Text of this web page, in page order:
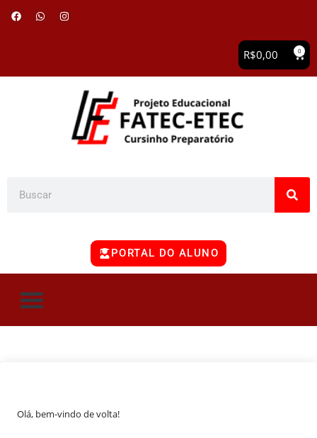
R$0,00 0
PORTAL DO ALUNO
Olá, bem-vindo de volta!